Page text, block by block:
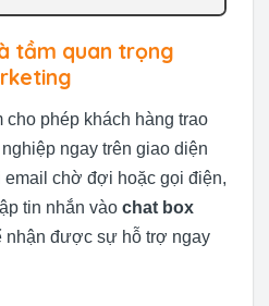
tầm quan trọng
cho phép khách hàng trao
ngay trên giao diện
email chờ đợi hoặc gọi điện,
tin nhắn vào chat box
nhận được sự hỗ trợ ngay